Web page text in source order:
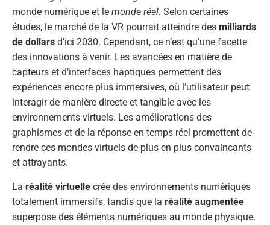
monde numérique et le monde réel. Selon certaines
études, le marché de la VR pourrait atteindre des milliards
de dollars d’ici 2030. Cependant, ce n’est qu’une facette
des innovations à venir. Les avancées en matière de
capteurs et d’interfaces haptiques permettent des
expériences encore plus immersives, où l’utilisateur peut
interagir de manière directe et tangible avec les
environnements virtuels. Les améliorations des
graphismes et de la réponse en temps réel promettent de
rendre ces mondes virtuels de plus en plus convaincants
et attrayants.
La réalité virtuelle crée des environnements numériques
totalement immersifs, tandis que la réalité augmentée
superpose des éléments numériques au monde physique.